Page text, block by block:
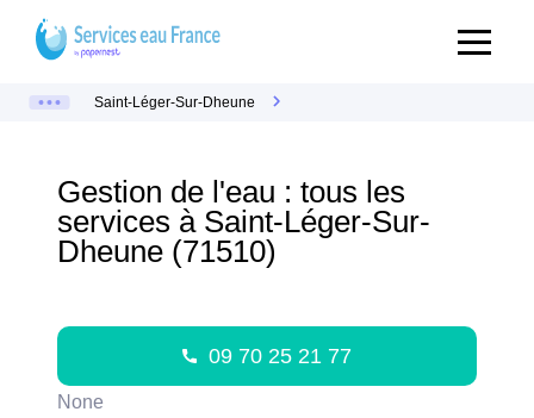
Saint-Léger-Sur-Dheune
Gestion de l'eau : tous les
services à Saint-Léger-Sur-
Dheune (71510)
09 70 25 21 77
None